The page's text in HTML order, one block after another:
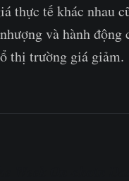
thực tế khác nhau
và hành
thị trường giá giảm.